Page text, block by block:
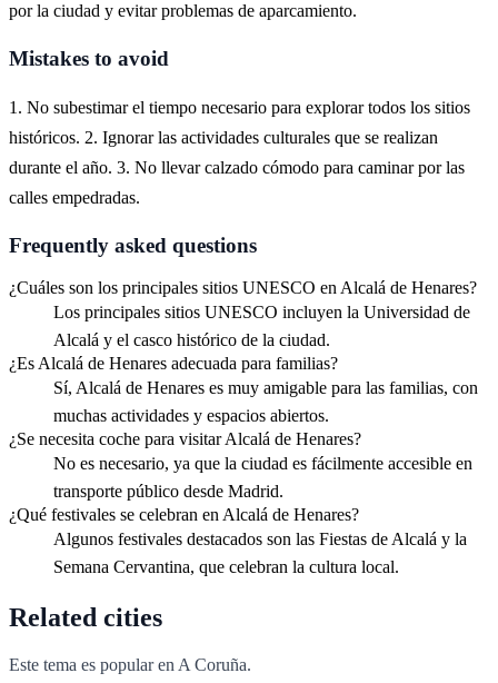
por la ciudad y evitar problemas de aparcamiento.
Mistakes to avoid
1. No subestimar el tiempo necesario para explorar todos los sitios
históricos. 2. Ignorar las actividades culturales que se realizan
durante el año. 3. No llevar calzado cómodo para caminar por las
calles empedradas.
Frequently asked questions
¿Cuáles son los principales sitios UNESCO en Alcalá de Henares?
Los principales sitios UNESCO incluyen la Universidad de
Alcalá y el casco histórico de la ciudad.
¿Es Alcalá de Henares adecuada para familias?
Sí, Alcalá de Henares es muy amigable para las familias, con
muchas actividades y espacios abiertos.
¿Se necesita coche para visitar Alcalá de Henares?
No es necesario, ya que la ciudad es fácilmente accesible en
transporte público desde Madrid.
¿Qué festivales se celebran en Alcalá de Henares?
Algunos festivales destacados son las Fiestas de Alcalá y la
Semana Cervantina, que celebran la cultura local.
Related cities
Este tema es popular en A Coruña.